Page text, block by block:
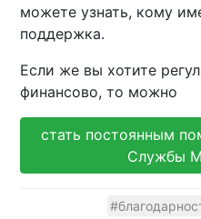
можете узнать, кому
поддержка.
Если же вы хотите
финансово, то можно
стать постоянным
Службы